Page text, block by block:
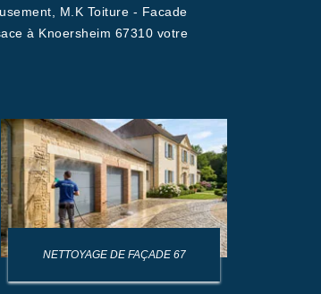
M.K Toiture - Facade
à Knoersheim 67310 votre
NETTOYAGE DE FAÇADE 67